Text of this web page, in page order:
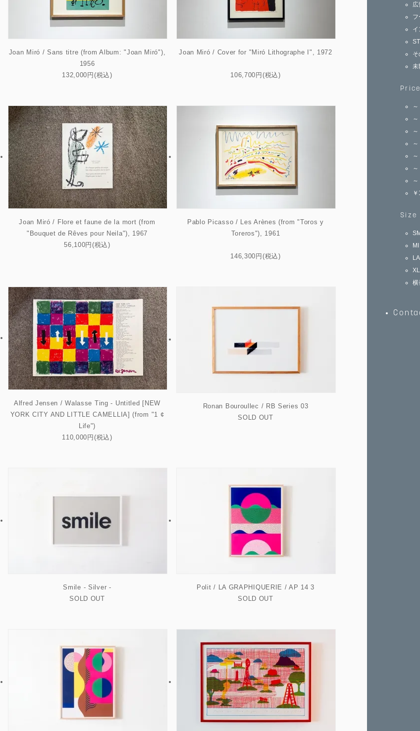
未
Price
Size
横
Joan Miró / Sans titre (from Album: "Joan Miró"),
1956
132,000円(税込)
Joan Miró / Cover for "Miró Lithographe I", 1972
106,700円(税込)
Joan Miró / Flore et faune de la mort (from
"Bouquet de Rêves pour Neila"), 1967
56,100円(税込)
Pablo Picasso / Les Arènes (from "Toros y
Toreros"), 1961
146,300円(税込)
Alfred Jensen / Walasse Ting - Untitled [NEW
YORK CITY AND LITTLE CAMELLIA] (from "1 ¢
Life")
110,000円(税込)
Ronan Bouroullec / RB Series 03
SOLD OUT
Smile - Silver -
SOLD OUT
Polit / LA GRAPHIQUERIE / AP 14 3
SOLD OUT